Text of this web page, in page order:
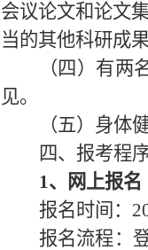
会议论文和论文
当的其他科研成
（四）有
见。
（五）身体
四、报考程
1、网上报名
报名时间：
报名流程：